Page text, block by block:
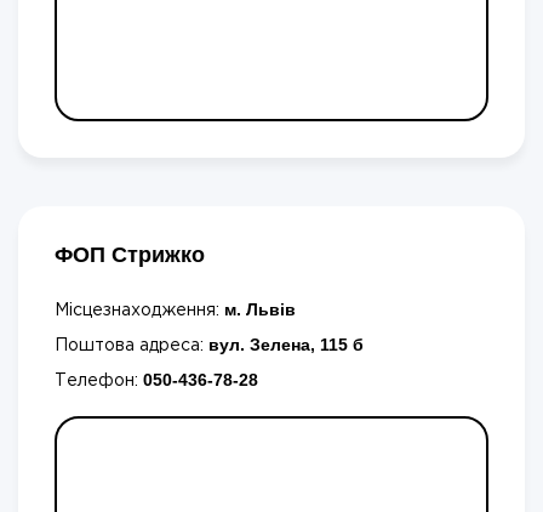
ФОП Стрижко
Місцезнаходження: м. Львів
Поштова адреса: вул. Зелена, 115 б
Телефон: 050-436-78-28